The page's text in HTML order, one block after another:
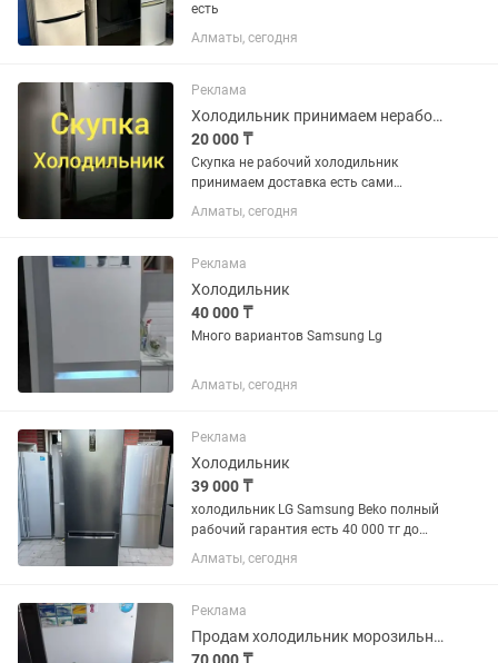
есть
Алматы, сегодня
Реклама
Холодильник принимаем нерабочие
20 000 ₸
Скупка не рабочий холодильник
принимаем доставка есть сами
забирём
Алматы, сегодня
Реклама
Холодильник
40 000 ₸
Много вариантов Samsung Lg
Алматы, сегодня
Реклама
Холодильник
39 000 ₸
холодильник LG Samsung Beko полный
рабочий гарантия есть 40 000 тг до
150 000 тг много сразу
Алматы, сегодня
Реклама
Продам холодильник морозильник